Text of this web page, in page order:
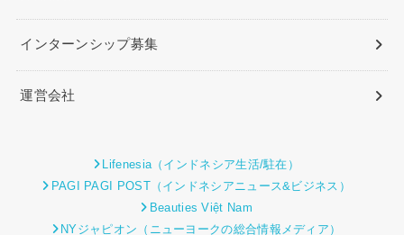
インターンシップ募集
運営会社
Lifenesia（インドネシア生活/駐在）
PAGI PAGI POST（インドネシアニュース&ビジネス）
Beauties Việt Nam
NYジャピオン（ニューヨークの総合情報メディア）